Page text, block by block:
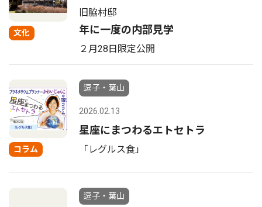
文化
旧脇村邸
年に一度の内部見学
２月28日限定公開
コラム
逗子・葉山
2026.02.13
星座にまつわるエトセトラ
「レグルス食」
逗子・葉山